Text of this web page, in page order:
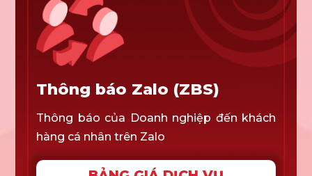
Thông báo Zalo (ZBS)
Thông báo của Doanh nghiệp đến khách
hàng cá nhân trên Zalo